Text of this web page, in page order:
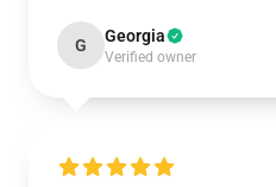
G Georgia
Verified owner